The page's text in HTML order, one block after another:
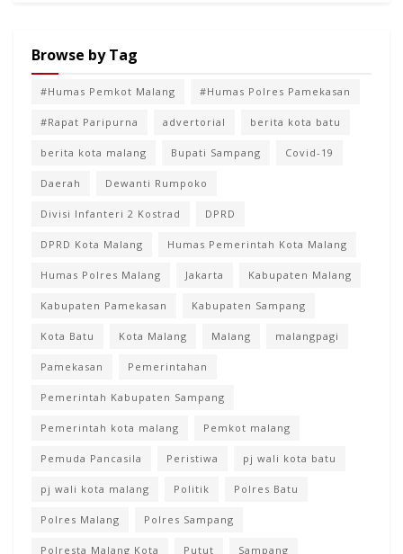
Browse by Tag
#Humas Pemkot Malang #Humas Polres Pamekasan
#Rapat Paripurna advertorial berita kota batu
berita kota malang Bupati Sampang Covid-19
Daerah Dewanti Rumpoko
Divisi Infanteri 2 Kostrad DPRD
DPRD Kota Malang Humas Pemerintah Kota Malang
Humas Polres Malang Jakarta Kabupaten Malang
Kabupaten Pamekasan Kabupaten Sampang
Kota Batu Kota Malang Malang malangpagi
Pamekasan Pemerintahan
Pemerintah Kabupaten Sampang
Pemerintah kota malang Pemkot malang
Pemuda Pancasila Peristiwa pj wali kota batu
pj wali kota malang Politik Polres Batu
Polres Malang Polres Sampang
Polresta Malang Kota Putut Sampang